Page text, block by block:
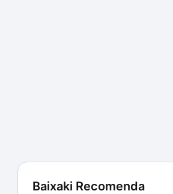
Baixaki Recomenda